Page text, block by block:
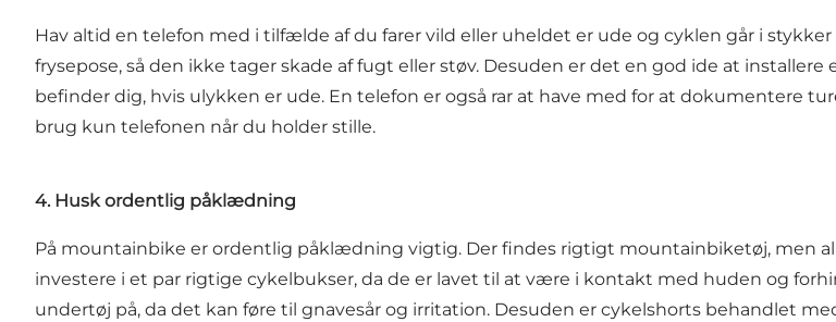
Hav altid en telefon med i tilfælde af du farer vild eller uheldet er ude og cyklen går i
frysepose, så den ikke tager skade af fugt eller støv. Desuden er det en god ide at
befinder dig, hvis ulykken er ude. En telefon er også rar at have med for at dokumentere
brug kun telefonen når du holder stille.
4. Husk ordentlig påklædning
På mountainbike er ordentlig påklædning vigtig. Der findes rigtigt mountainbiketøj, men
investere i et par rigtige cykelbukser, da de er lavet til at være i kontakt med huden og
undertøj på, da det kan føre til gnavesår og irritation. Desuden er cykelshorts behandlet